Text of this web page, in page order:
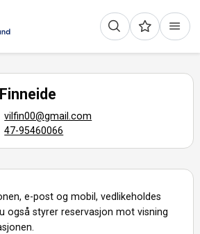
vilfin00@gmail.com
47-95460066
e-post og mobil, vedlikeholdes
også styrer reservasjon mot visning